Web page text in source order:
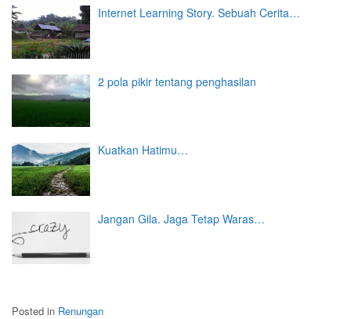
Internet Learning Story. Sebuah Cerita…
2 pola pikir tentang penghasilan
Kuatkan Hatimu…
Jangan Gila. Jaga Tetap Waras…
Posted in Renungan